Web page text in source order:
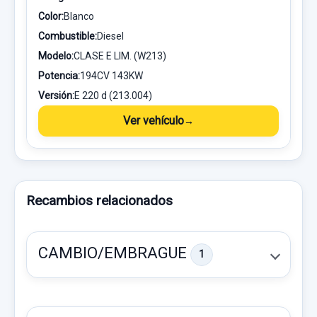
Color:Blanco
Combustible:Diesel
Modelo:CLASE E LIM. (W213)
Potencia:194CV 143KW
Versión:E 220 d (213.004)
Ver vehículo
Recambios relacionados
CAMBIO/EMBRAGUE 1